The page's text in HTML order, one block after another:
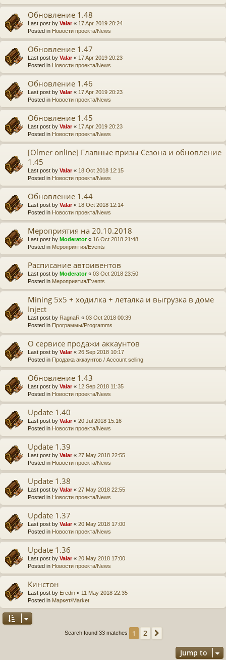
Обновление 1.48
Last post by Valar« 17 Apr 2019 20:24
Posted in Новости проекта/News
Обновление 1.47
Last post by Valar« 17 Apr 2019 20:23
Posted in Новости проекта/News
Обновление 1.46
Last post by Valar« 17 Apr 2019 20:23
Posted in Новости проекта/News
Обновление 1.45
Last post by Valar« 17 Apr 2019 20:23
Posted in Новости проекта/News
[Olmer online] Главные призы Сезона и обновление
1.45
Last post by Valar« 18 Oct 2018 12:15
Posted in Новости проекта/News
Обновление 1.44
Last post by Valar« 18 Oct 2018 12:14
Posted in Новости проекта/News
Мероприятия на 20.10.2018
Last post by Moderator« 16 Oct 2018 21:48
Posted in Мероприятия/Events
Расписание автоивентов
Last post by Moderator« 03 Oct 2018 23:50
Posted in Мероприятия/Events
Mining 5x5 + ходилка + леталка и выгрузка в доме
Inject
Last post by RagnaR « 03 Oct 2018 00:39
Posted in Программы/Programms
О сервисе продажи аккаунтов
Last post by Valar« 26 Sep 2018 10:17
Posted in Продажа аккаунтов / Account selling
Обновление 1.43
Last post by Valar« 12 Sep 2018 11:35
Posted in Новости проекта/News
Update 1.40
Last post by Valar« 20 Jul 2018 15:16
Posted in Новости проекта/News
Update 1.39
Last post by Valar« 27 May 2018 22:55
Posted in Новости проекта/News
Update 1.38
Last post by Valar« 27 May 2018 22:55
Posted in Новости проекта/News
Update 1.37
Last post by Valar« 20 May 2018 17:00
Posted in Новости проекта/News
Update 1.36
Last post by Valar« 20 May 2018 17:00
Posted in Новости проекта/News
Кинстон
Last post by Eredin « 11 May 2018 22:35
Posted in Маркет/Market
Search found 33 matches 1 2
Jump to